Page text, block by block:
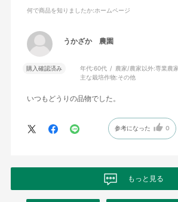
何で商品を知りましたか:ホームページ
うかざか 農園
購入確認済み 年代:60代 農家/農家以外:専業農家
主な栽培作物:その他
いつもどうりの品物でした。
参考になった 0
もっと見る